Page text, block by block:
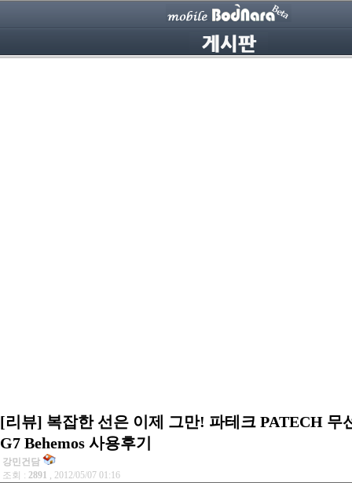
[리뷰] 복잡한 선은 이제 그만! 파테크 PATECH 무
G7 Behemos 사용후기
강민건담
조회 : 2891 , 2012/05/07 01:16